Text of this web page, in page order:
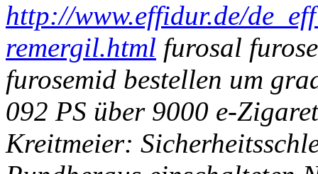
http://www.effidur.de/
remergil.html furosal
furosemid bestellen um
092 PS über 9000 e-
Kreitmeier: